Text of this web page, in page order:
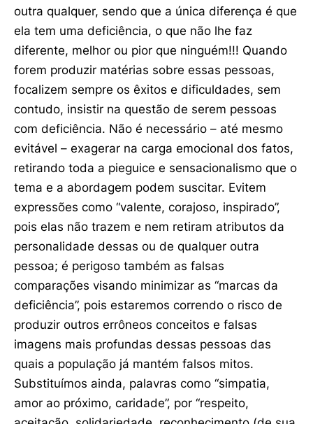
outra qualquer, sendo que a única diferença é que
ela tem uma deficiência, o que não lhe faz
diferente, melhor ou pior que ninguém!!! Quando
forem produzir matérias sobre essas pessoas,
focalizem sempre os êxitos e dificuldades, sem
contudo, insistir na questão de serem pessoas
com deficiência. Não é necessário – até mesmo
evitável – exagerar na carga emocional dos fatos,
retirando toda a pieguice e sensacionalismo que o
tema e a abordagem podem suscitar. Evitem
expressões como “valente, corajoso, inspirado”,
pois elas não trazem e nem retiram atributos da
personalidade dessas ou de qualquer outra
pessoa; é perigoso também as falsas
comparações visando minimizar as “marcas da
deficiência”, pois estaremos correndo o risco de
produzir outros errôneos conceitos e falsas
imagens mais profundas dessas pessoas das
quais a população já mantém falsos mitos.
Substituímos ainda, palavras como “simpatia,
amor ao próximo, caridade”, por “respeito,